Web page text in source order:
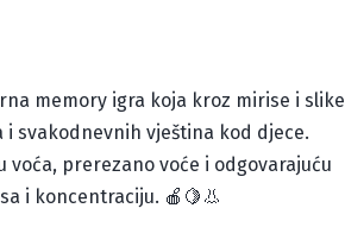
memory igra koja kroz mirise i slike
i svakodnevnih vještina kod djece.
voća, prerezano voće i odgovarajuću
i koncentraciju. 🍎🍋👃